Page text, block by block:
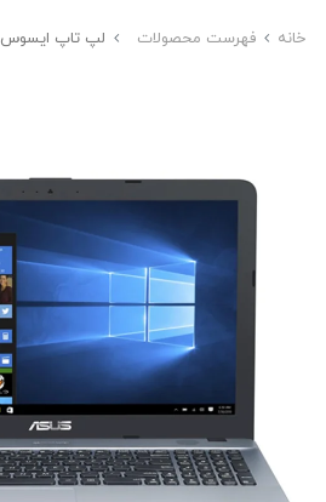
خانه فهرست محصولات لپ تاپ ایسوس Asus R541U